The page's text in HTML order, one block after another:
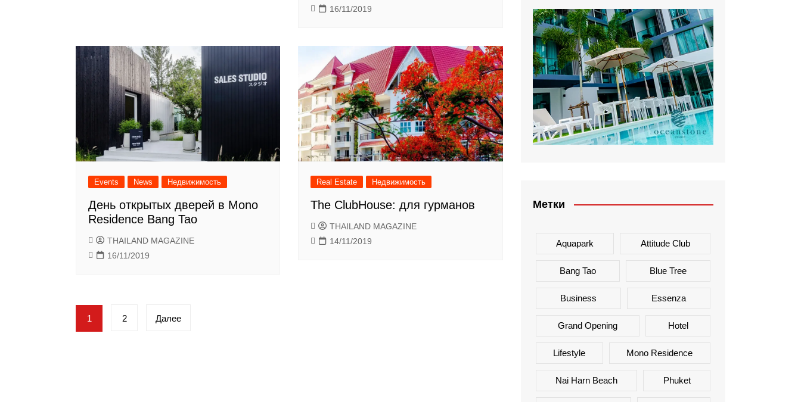
16/11/2019
Events News Недвижимость
День открытых дверей в Mono
Residence Bang Tao
THAILAND MAGAZINE
16/11/2019
Real Estate Недвижимость
The ClubHouse: для гурманов
THAILAND MAGAZINE
14/11/2019
Пагинация
записей
1 2 Далее
Метки
Aquapark Attitude Club
Bang Tao Blue Tree
Business Essenza
Grand Opening Hotel
Lifestyle Mono Residence
Nai Harn Beach Phuket